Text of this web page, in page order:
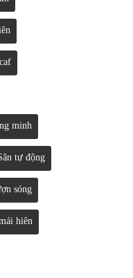
minh
tự động
sóng
hiên